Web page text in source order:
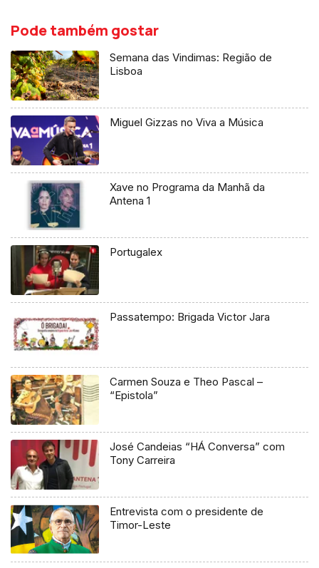
Pode também gostar
Semana das Vindimas: Região de
Lisboa
Miguel Gizzas no Viva a Música
Xave no Programa da Manhã da
Antena 1
Portugalex
Passatempo: Brigada Victor Jara
Carmen Souza e Theo Pascal –
“Epistola”
José Candeias “HÁ Conversa” com
Tony Carreira
Entrevista com o presidente de
Timor-Leste